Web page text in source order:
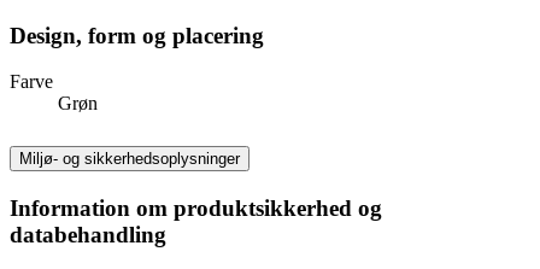
Design, form og placering
Farve
Grøn
Miljø- og sikkerhedsoplysninger
Information om produktsikkerhed og
databehandling